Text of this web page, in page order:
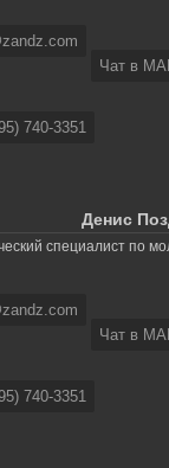
Чат в
740-3351
Денис
специалист по
Чат в
740-3351